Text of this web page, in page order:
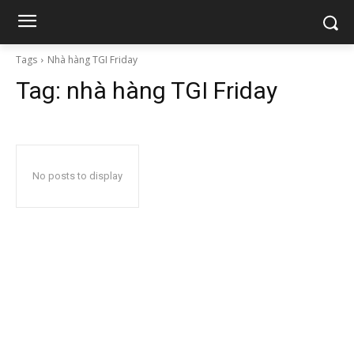
Tags Nhà hàng TGI Friday
Tag: nhà hàng TGI Friday
No posts to display